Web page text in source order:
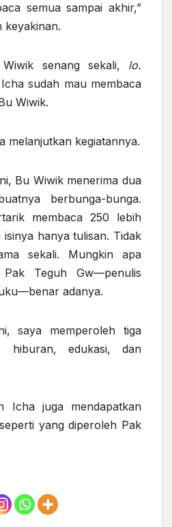
semua sampai akhir,”
keyakinan.
Wiwik senang sekali, lo.
sudah mau membaca
Wiwik.
melanjutkan kegiatannya.
Bu Wiwik menerima dua
berbunga-bunga.
membaca 250 lebih
hanya tulisan. Tidak
sekali. Mungkin apa
Pak Teguh Gw—penulis
adanya.
saya memperoleh tiga
hiburan, edukasi, dan
Icha juga mendapatkan
yang diperoleh Pak